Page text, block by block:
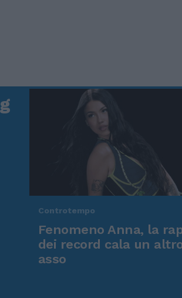
Controtempo
Fenomeno Anna, la
dei record cala un
asso